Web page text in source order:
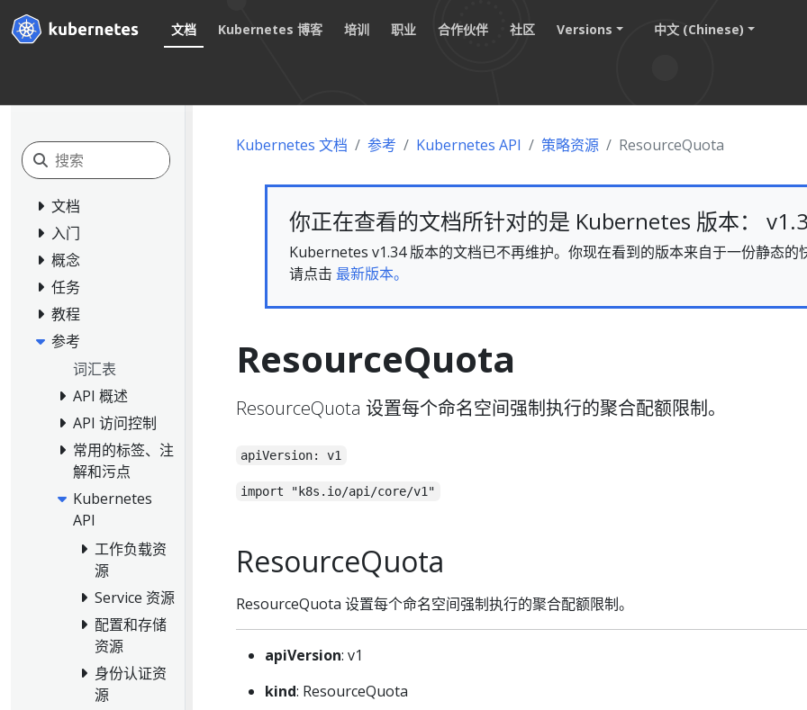
文档 Kubernetes 博客 培训 职业 合作伙伴 社区 Versions 中文 (Chinese)
文档
入门
概念
任务
教程
参考
词汇表
API 概述
API 访问控制
常用的标签、注
解和污点
Kubernetes
API
工作负载资
源
Service 资源
配置和存储
资源
身份认证资
源
Kubernetes 文档 参考 Kubernetes API 策略资源 ResourceQuota
你正在查看的文档所针对的是 Kubernetes 版本：
Kubernetes v1.34 版本的文档已不再维护。你现在看到的版本来自于一份静态的
请点击 最新版本。
ResourceQuota
ResourceQuota 设置每个命名空间强制执行的聚合配额限制。
apiVersion: v1
import "k8s.io/api/core/v1"
ResourceQuota
ResourceQuota 设置每个命名空间强制执行的聚合配额限制。
apiVersion: v1
kind: ResourceQuota